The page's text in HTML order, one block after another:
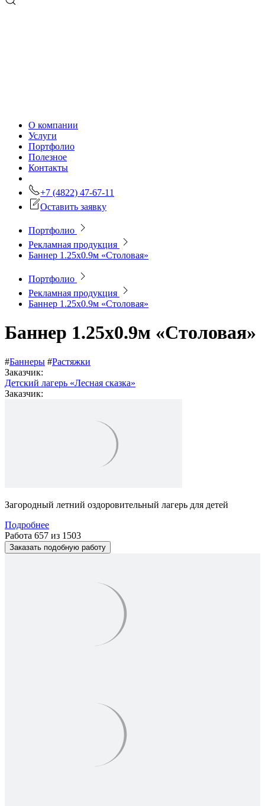
О компании
Услуги
Портфолио
Полезное
Контакты
+7 (4822) 47-67-11
Оставить заявку
Портфолио
Рекламная продукция
Баннер 1.25х0.9м «Столовая»
Портфолио
Рекламная продукция
Баннер 1.25х0.9м «Столовая»
Баннер 1.25х0.9м «Столовая»
#Баннеры #Растяжки
Заказчик:
Детский лагерь «Лесная сказка»
Заказчик:
Загородный летний оздоровительный лагерь для детей
Подробнее
Работа 657 из 1503
Заказать подобную работу